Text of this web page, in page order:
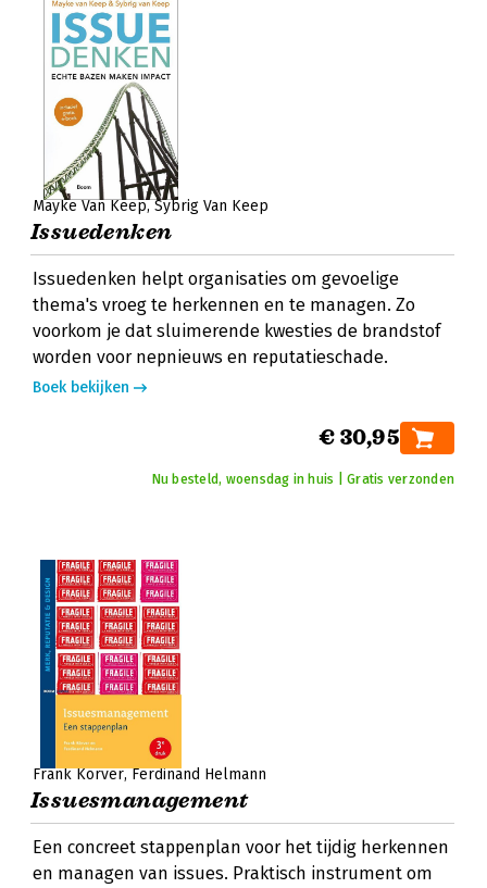
Mayke Van Keep Sybrig Van Keep
Issuedenken
Issuedenken helpt organisaties om gevoelige
thema's vroeg te herkennen en te managen. Zo
voorkom je dat sluimerende kwesties de brandstof
worden voor nepnieuws en reputatieschade.
Boek bekijken
€ 30,95
Nu besteld, woensdag in huis | Gratis verzonden
Frank Körver Ferdinand Helmann
Issuesmanagement
Een concreet stappenplan voor het tijdig herkennen
en managen van issues. Praktisch instrument om